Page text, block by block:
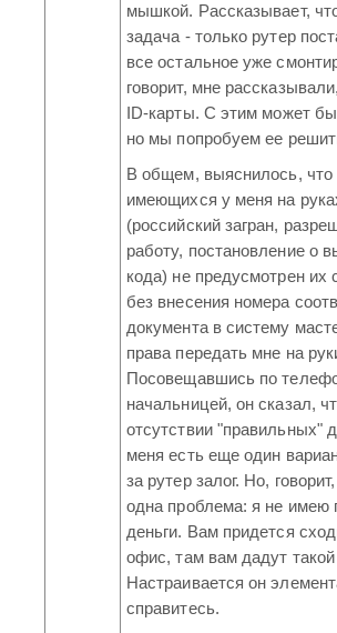
мышкой. Рассказывает,
задача - только рутер
все остальное уже
говорит, мне
ID-карты. С этим может
но мы попробуем ее
В общем, выяснилось, что
имеющихся у меня на
(российский загран,
работу, постановление о
кода) не предусмотрен их
без внесения номера
документа в систему
права передать мне на
Посовещавшись по
начальницей, он сказал,
отсутствии "правильных"
меня есть еще один
за рутер залог. Но,
одна проблема: я не имею
деньги. Вам придется
офис, там вам дадут
Настраивается он
справитесь.